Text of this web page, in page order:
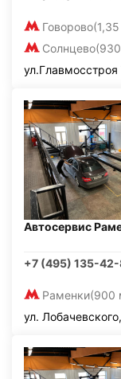
Говорово
Солнцево
ул.Главмосстроя
Автосервис
+7 (495) 135-
Раменки(900
ул.